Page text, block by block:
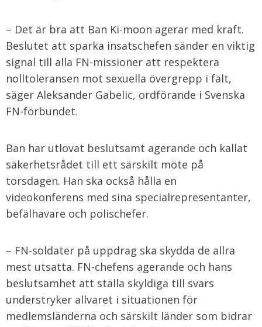
– Det är bra att Ban Ki-moon agerar med kraft.
Beslutet att sparka insatschefen sänder en viktig
signal till alla FN-missioner att respektera
nolltoleransen mot sexuella övergrepp i fält,
säger Aleksander Gabelic, ordförande i Svenska
FN-förbundet.
Ban har utlovat beslutsamt agerande och kallat
säkerhetsrådet till ett särskilt möte på
torsdagen. Han ska också hålla en
videokonferens med sina specialrepresentanter,
befälhavare och polischefer.
– FN-soldater på uppdrag ska skydda de allra
mest utsatta. FN-chefens agerande och hans
beslutsamhet att ställa skyldiga till svars
understryker allvaret i situationen för
medlemsländerna och särskilt länder som bidrar